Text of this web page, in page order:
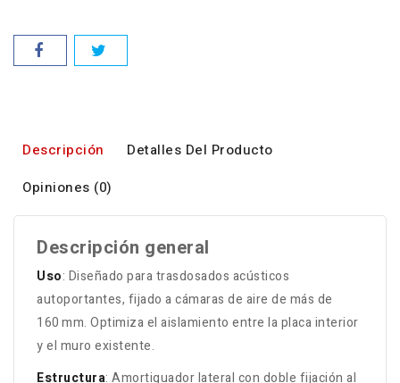
Descripción
Detalles Del Producto
Opiniones (0)
Descripción general
Uso: Diseñado para trasdosados acústicos
autoportantes, fijado a cámaras de aire de más de
160 mm. Optimiza el aislamiento entre la placa interior
y el muro existente.
Estructura: Amortiguador lateral con doble fijación al